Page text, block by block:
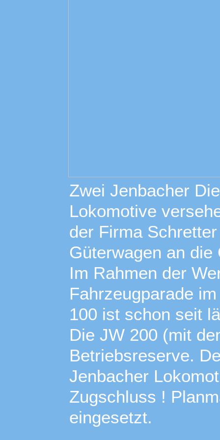
Zwei Jenbacher
Lokomotive
der Firma
Güterwagen an die
Im Rahmen der
Fahrzeugparade
100 ist schon seit
Die JW 200 (mit
Betriebsreserve.
Jenbacher
Zugschluss !
eingesetzt.